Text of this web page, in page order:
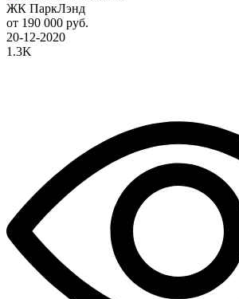
ЖК ПаркЛэнд
от 190 000 руб.
20-12-2020
1.3K